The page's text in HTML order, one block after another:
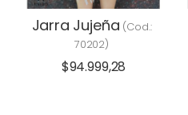
Jarra Jujeña (Cod.:
70202)
$94.999,28